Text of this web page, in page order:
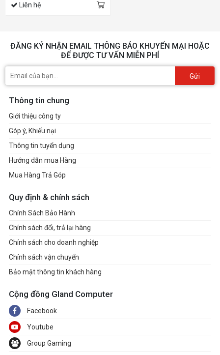
Liên hệ
ĐĂNG KÝ NHẬN EMAIL THÔNG BÁO KHUYẾN MẠI HOẶC
ĐỂ ĐƯỢC TƯ VẤN MIỄN PHÍ
Gửi
Thông tin chung
Giới thiệu công ty
Góp ý, Khiếu nại
Thông tin tuyển dụng
Hướng dẫn mua Hàng
Mua Hàng Trả Góp
Quy định & chính sách
Chính Sách Bảo Hành
Chính sách đổi, trả lại hàng
Chính sách cho doanh nghiệp
Chính sách vận chuyển
Bảo mật thông tin khách hàng
Cộng đồng Gland Computer
Facebook
Youtube
Group Gaming